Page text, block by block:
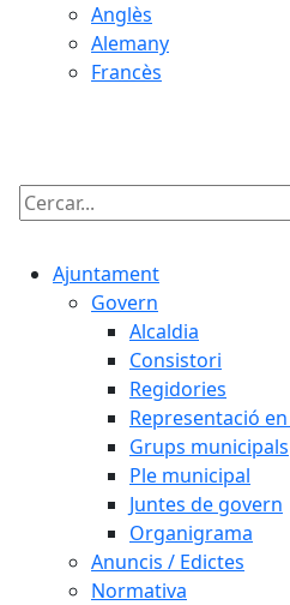
Anglès
Alemany
Francès
Cercar:
Ajuntament
Govern
Alcaldia
Consistori
Regidories
Representació
Grups municipals
Ple municipal
Juntes de govern
Organigrama
Anuncis / Edictes
Normativa